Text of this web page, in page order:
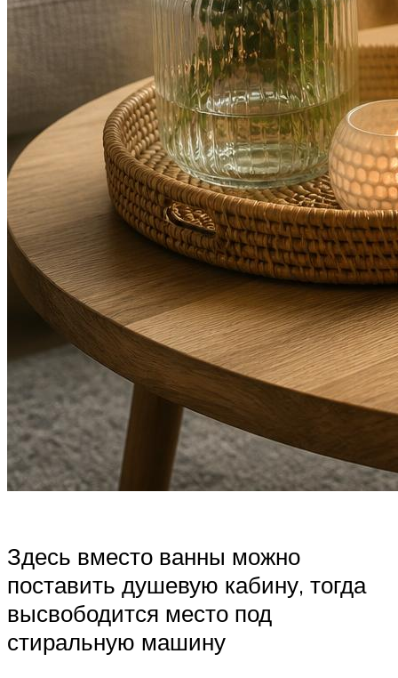
Здесь вместо ванны можно
поставить душевую кабину, тогда
высвободится место под
стиральную машину